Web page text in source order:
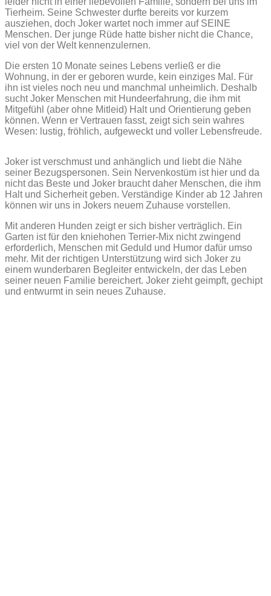
Tierheim. Seine Schwester durfte bereits vor kurzem
ausziehen, doch Joker wartet noch immer auf SEINE
Menschen. Der junge Rüde hatte bisher nicht die Chance,
viel von der Welt kennenzulernen.
Die ersten 10 Monate seines Lebens verließ er die
Wohnung, in der er geboren wurde, kein einziges Mal. Für
ihn ist vieles noch neu und manchmal unheimlich. Deshalb
sucht Joker Menschen mit Hundeerfahrung, die ihm mit
Mitgefühl (aber ohne Mitleid) Halt und Orientierung geben
können. Wenn er Vertrauen fasst, zeigt sich sein wahres
Wesen: lustig, fröhlich, aufgeweckt und voller Lebensfreude.
Joker ist verschmust und anhänglich und liebt die Nähe
seiner Bezugspersonen. Sein Nervenkostüm ist hier und da
nicht das Beste und Joker braucht daher Menschen, die ihm
Halt und Sicherheit geben. Verständige Kinder ab 12 Jahren
können wir uns in Jokers neuem Zuhause vorstellen.
Mit anderen Hunden zeigt er sich bisher verträglich. Ein
Garten ist für den kniehohen Terrier-Mix nicht zwingend
erforderlich, Menschen mit Geduld und Humor dafür umso
mehr. Mit der richtigen Unterstützung wird sich Joker zu
einem wunderbaren Begleiter entwickeln, der das Leben
seiner neuen Familie bereichert. Joker zieht geimpft, gechipt
und entwurmt in sein neues Zuhause.